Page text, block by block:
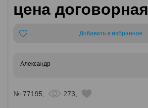
цена договорная
Добавить в избранное
Александр
№ 77195, 273,